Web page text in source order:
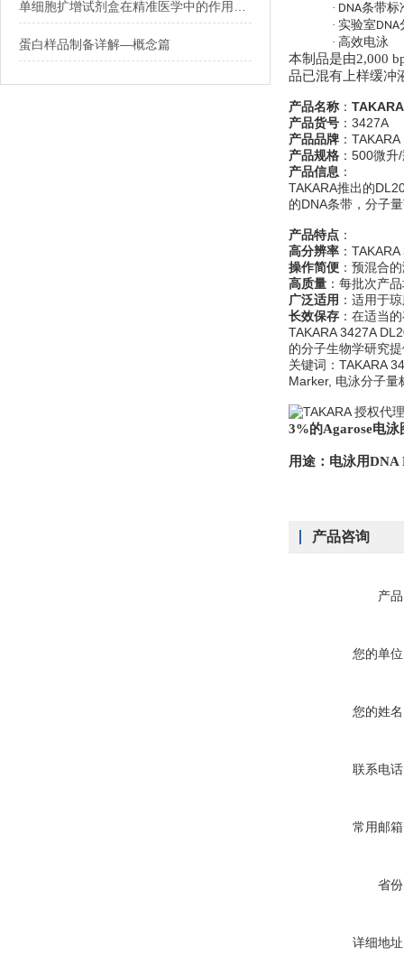
蛋白样品制备详解—概念篇
· DNA条带标
· 实验室DNA
· 高效电泳
本制品是由2,000
品已混有上样缓冲
产品名称 ：
产品货号 ：3427A
产品品牌 ：TAKARA
产品规格 ：500微升
产品信息 ：
TAKARA推出的
的DNA条带，分子
产品特点 ：
高分辨率 ：
操作简便 ：预混合
高质量 ：每批次产
广泛适用 ：适用于
长效保存 ：在适当
TAKARA 3427A
的分子生物学研究
关键词：TAKARA
Marker, 电泳分子量
3%的Agarose电泳
用途： 电泳用
产品咨询
产
您的单
您的姓
联系电
常用邮
省
详细地